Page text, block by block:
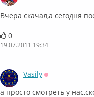
Вчера скачал,а сегодня
0
19.07.2011 19:34
Vasily
а просто смотреть у